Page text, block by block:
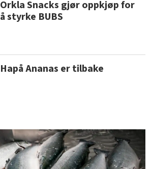
Orkla Snacks gjør oppkjøp for
å styrke BUBS
Hapå Ananas er tilbake